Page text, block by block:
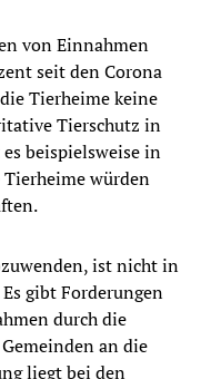
von Einnahmen
seit den Corona
Tierheime keine
Tierschutz in
beispielsweise in
Tierheime würden
ist nicht in
gibt Forderungen
durch die
an die
liegt bei den